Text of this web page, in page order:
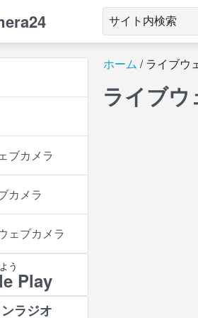
ブカメラ
カメラ
ェブカメラ
う
Play
ラジオ
ホーム ライブウ
ライブ